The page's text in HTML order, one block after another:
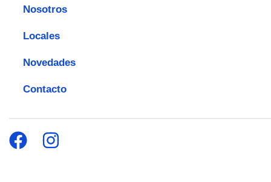
Nosotros
Locales
Novedades
Contacto